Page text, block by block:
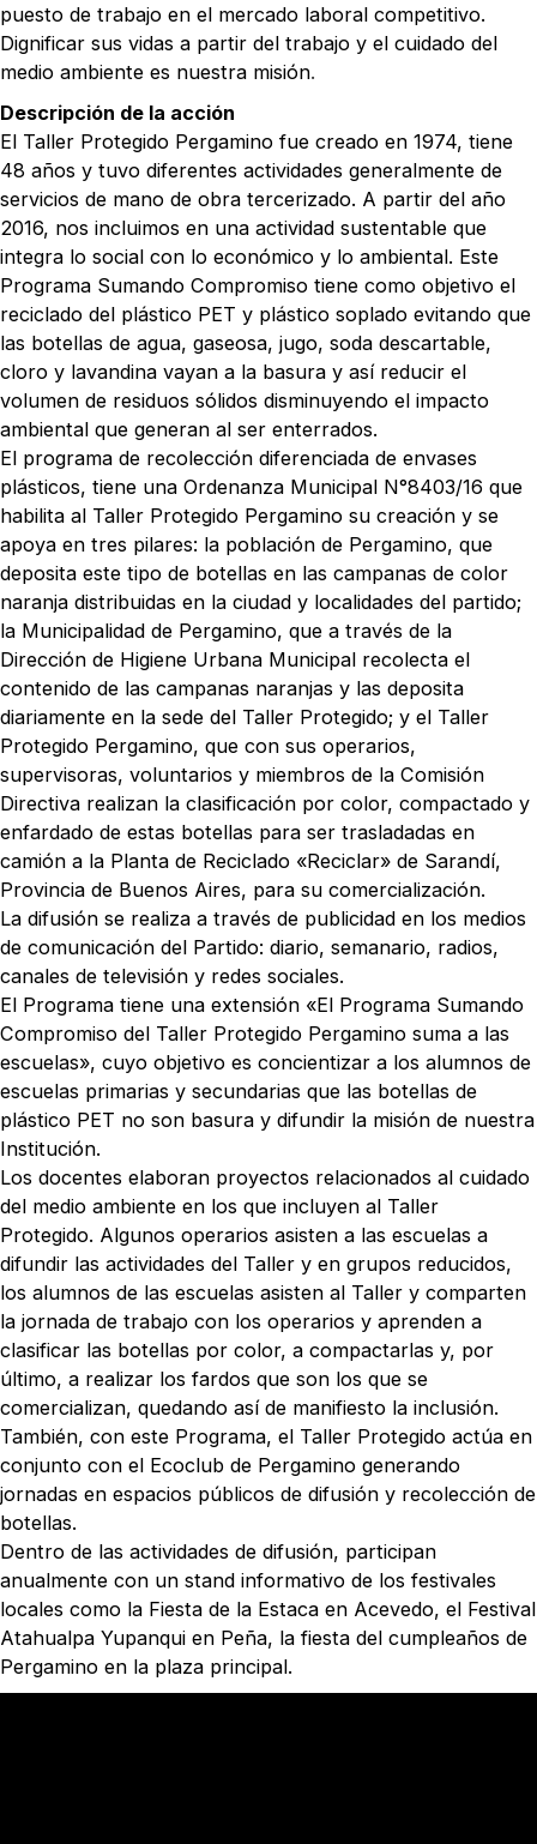
puesto de trabajo en el mercado laboral competitivo.
Dignificar sus vidas a partir del trabajo y el cuidado del
medio ambiente es nuestra misión.
Descripción de la acción
El Taller Protegido Pergamino fue creado en 1974, tiene
48 años y tuvo diferentes actividades generalmente de
servicios de mano de obra tercerizado. A partir del año
2016, nos incluimos en una actividad sustentable que
integra lo social con lo económico y lo ambiental. Este
Programa Sumando Compromiso tiene como objetivo el
reciclado del plástico PET y plástico soplado evitando que
las botellas de agua, gaseosa, jugo, soda descartable,
cloro y lavandina vayan a la basura y así reducir el
volumen de residuos sólidos disminuyendo el impacto
ambiental que generan al ser enterrados.
El programa de recolección diferenciada de envases
plásticos, tiene una Ordenanza Municipal N°8403/16 que
habilita al Taller Protegido Pergamino su creación y se
apoya en tres pilares: la población de Pergamino, que
deposita este tipo de botellas en las campanas de color
naranja distribuidas en la ciudad y localidades del partido;
la Municipalidad de Pergamino, que a través de la
Dirección de Higiene Urbana Municipal recolecta el
contenido de las campanas naranjas y las deposita
diariamente en la sede del Taller Protegido; y el Taller
Protegido Pergamino, que con sus operarios,
supervisoras, voluntarios y miembros de la Comisión
Directiva realizan la clasificación por color, compactado y
enfardado de estas botellas para ser trasladadas en
camión a la Planta de Reciclado «Reciclar» de Sarandí,
Provincia de Buenos Aires, para su comercialización.
La difusión se realiza a través de publicidad en los medios
de comunicación del Partido: diario, semanario, radios,
canales de televisión y redes sociales.
El Programa tiene una extensión «El Programa Sumando
Compromiso del Taller Protegido Pergamino suma a las
escuelas», cuyo objetivo es concientizar a los alumnos de
escuelas primarias y secundarias que las botellas de
plástico PET no son basura y difundir la misión de nuestra
Institución.
Los docentes elaboran proyectos relacionados al cuidado
del medio ambiente en los que incluyen al Taller
Protegido. Algunos operarios asisten a las escuelas a
difundir las actividades del Taller y en grupos reducidos,
los alumnos de las escuelas asisten al Taller y comparten
la jornada de trabajo con los operarios y aprenden a
clasificar las botellas por color, a compactarlas y, por
último, a realizar los fardos que son los que se
comercializan, quedando así de manifiesto la inclusión.
También, con este Programa, el Taller Protegido actúa en
conjunto con el Ecoclub de Pergamino generando
jornadas en espacios públicos de difusión y recolección de
botellas.
Dentro de las actividades de difusión, participan
anualmente con un stand informativo de los festivales
locales como la Fiesta de la Estaca en Acevedo, el Festival
Atahualpa Yupanqui en Peña, la fiesta del cumpleaños de
Pergamino en la plaza principal.